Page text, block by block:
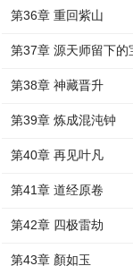
第36章 重回紫山
第37章 源天师留下的
第38章 神藏晋升
第39章 炼成混沌钟
第40章 再见叶凡
第41章 道经原卷
第42章 四极雷劫
第43章 顏如玉